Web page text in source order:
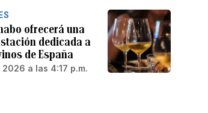
ofrecerá una
dedicada a
de España
a las 4:17 p.m.